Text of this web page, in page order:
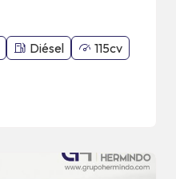
Diésel 115cv